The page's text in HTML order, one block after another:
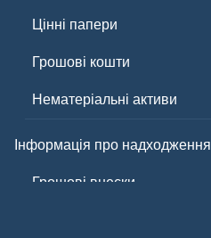
Цінні папери
Грошові кошти
Нематеріальні активи
Інформація про надходження
Грошові внески